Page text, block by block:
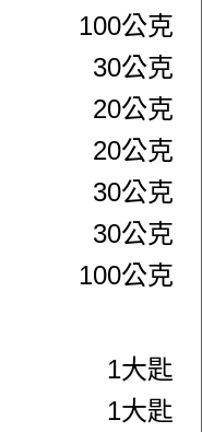
100公克
30公克
20公克
20公克
30公克
30公克
100公克
1大匙
1大匙